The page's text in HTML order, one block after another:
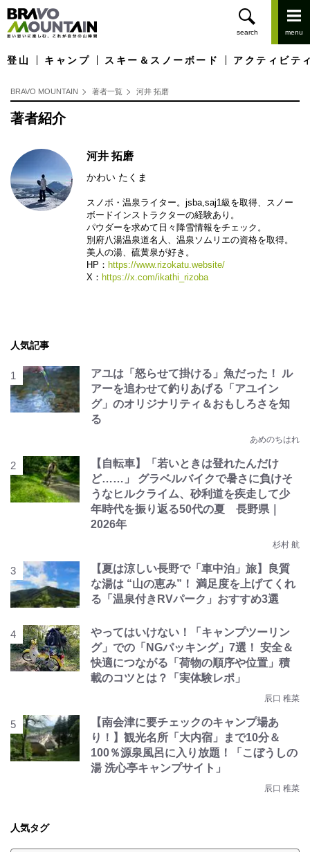
登山 キャンプ スキー＆スノーボード アクティビテ
BRAVO MOUNTAIN 著者一覧 河井 拓磨
著者紹介
河井 拓磨
かわい たくま
スノボ・温泉ライター。jsba,saj1級を取得、スノー
ボードインストラクターの経験あり。
パウダーを求めて日々降雪情報をチェック。
別府八湯温泉道名人、温泉ソムリエの資格を取得。
美人の湯、硫黄泉が好き。
HP： https://www.rizokatu.website/
X： https://x.com/ikathi_rizoba
人気記事
アユは「怒らせて掛ける」魚だった！ ル
アーを追わせて釣りあげる「アユイン
グ」のオリジナリティ＆おもしろさを知
る
あめのちはれ
【自転車】「若いときは登れたんだけ
ど……」 グラベルバイクで暑さに負けそ
うなヒルクライム、砂利道を疾走して少
年時代を振り返る50代の夏 長野県｜
2026年
杉村 航
【夏は涼しい長野で「車中泊」旅】良質
な湯は “山の恵み”！ 満足度を上げてくれ
る「温泉付きRVパーク」おすすめ3選
やってはいけない！「キャンプツーリン
グ」での「NGパッキング」7選！ 安全＆
快適につながる「荷物の順序や位置」積
載のコツとは？「実体験レポ」
辰口 稚菜
【南会津に要チェックのキャンプ場あ
り！】観光名所「大内宿」まで10分＆
100％源泉風呂に入り放題！「こぼうしの
湯 洗心亭キャンプサイト」
辰口 稚菜
人気タグ